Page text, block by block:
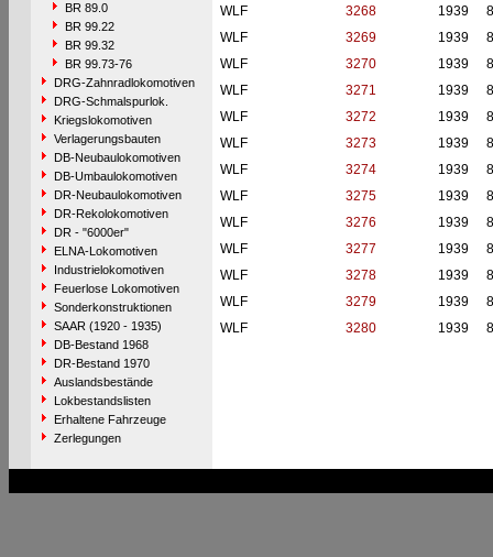
BR 89.0
BR 99.22
BR 99.32
BR 99.73-76
DRG-Zahnradlokomotiven
DRG-Schmalspurlok.
Kriegslokomotiven
Verlagerungsbauten
DB-Neubaulokomotiven
DB-Umbaulokomotiven
DR-Neubaulokomotiven
DR-Rekolokomotiven
DR - "6000er"
ELNA-Lokomotiven
Industrielokomotiven
Feuerlose Lokomotiven
Sonderkonstruktionen
SAAR (1920 - 1935)
DB-Bestand 1968
DR-Bestand 1970
Auslandsbestände
Lokbestandslisten
Erhaltene Fahrzeuge
Zerlegungen
WLF
3268 1939
WLF
3269 1939
WLF
3270 1939
WLF
3271 1939
WLF
3272 1939
WLF
3273 1939
WLF
3274 1939
WLF
3275 1939
WLF
3276 1939
WLF
3277 1939
WLF
3278 1939
WLF
3279 1939
WLF
3280 1939